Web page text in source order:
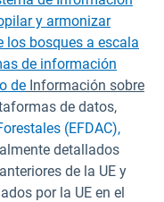
y armonizar
bosques a escala
de información
de Información sobre
de datos,
(EFDAC),
detallados
de la UE y
por la UE en el